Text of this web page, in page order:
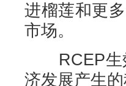
进榴莲和更
市场。
RCEP生效
济发展产生